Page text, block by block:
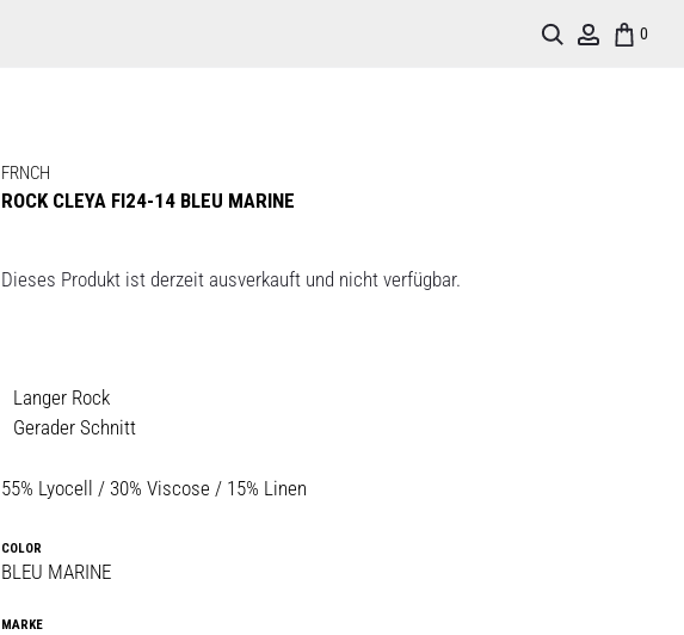
0
Account
Search
FRNCH
ROCK CLEYA FI24-14 BLEU MARINE
Dieses Produkt ist derzeit ausverkauft und nicht verfügbar.
Langer Rock
Gerader Schnitt
55% Lyocell / 30% Viscose / 15% Linen
COLOR
BLEU MARINE
MARKE